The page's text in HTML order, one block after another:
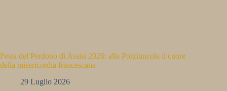
Festa del Perdono di Assisi 2026: alla Porziuncola il cuore
della misericordia francescana
29 Luglio 2026